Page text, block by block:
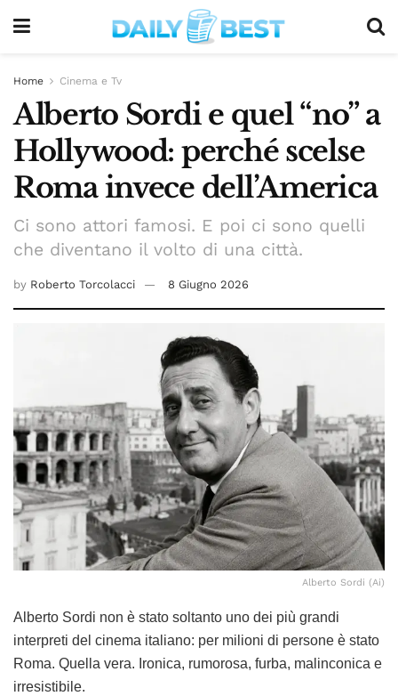
Home Cinema e Tv
Alberto Sordi e quel “no” a
Hollywood: perché scelse
Roma invece dell’America
Ci sono attori famosi. E poi ci sono quelli
che diventano il volto di una città.
by Roberto Torcolacci 8 Giugno 2026
Alberto Sordi (Ai)
Alberto Sordi non è stato soltanto uno dei più grandi
interpreti del cinema italiano: per milioni di persone è stato
Roma. Quella vera. Ironica, rumorosa, furba, malinconica e
irresistibile.